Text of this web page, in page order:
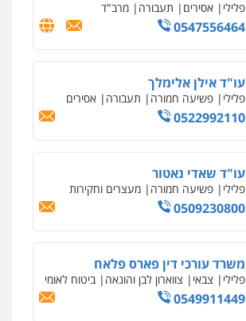
פלילי כלכלי פשיעה חמורה נוער
0505555110
עו"ד משה פלמור
פלילי כלכלי צווארון לבן עורכי דין לענייני
אסירים
0549732303
סלימאן אבו שעירה – משרד עורכי דין
פלילי בטחוני צבאי נזיקין
0547780927
עו"ד אסף גונן
פלילי פשע חמור תעבורה צבא מעצרים
וחקירות
0542255161